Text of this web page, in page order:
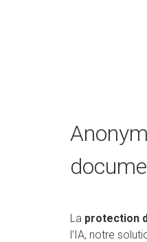
La protection
l’IA, notre